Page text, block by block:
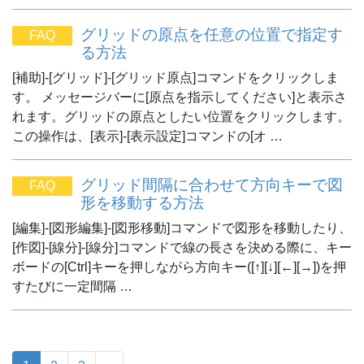
FAQ
グリッドの原点を任意の位置で指定す
る方法
[補助]-[グリッド]-[グリッド原点]コマンドをクリックしま
す。 メッセージバーに[原点を指示してください]と表示さ
れます。グリッドの原点としたい位置をクリックします。
この操作は、[表示]-[表示設定]コマンドの[オ …
FAQ
グリッド間隔に合わせて方向キーで図
形を移動する方法
[編集]-[図形編集]-[図形移動]コマンドで図形を移動したり、
[作図]-[線分]-[線分]コマンドで線の長さを決める際に、キー
ボードの[Ctrl]キーを押しながら方向キー([↑][↓][←][→])を押
すたびに一定間隔 …